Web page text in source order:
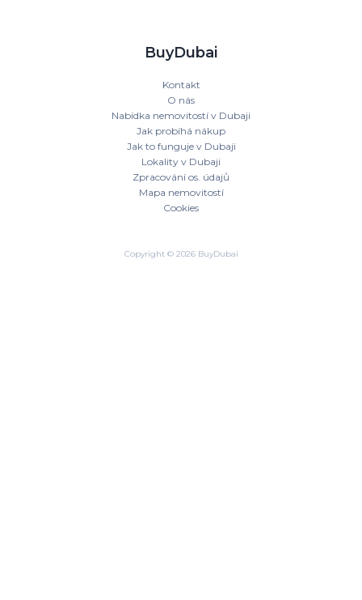
BuyDubai
Kontakt
O nás
Nabídka nemovitostí v Dubaji
Jak probíhá nákup
Jak to funguje v Dubaji
Lokality v Dubaji
Zpracování os. údajů
Mapa nemovitostí
Cookies
Copyright © 2026 BuyDubai